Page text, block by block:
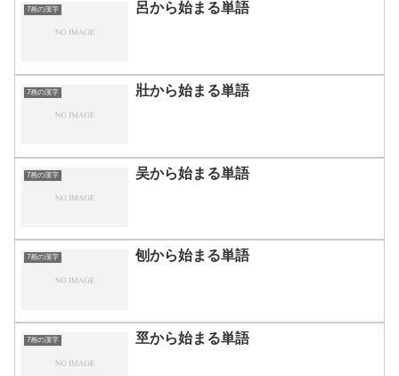
7画の漢字 呂から始まる単語
7画の漢字 壯から始まる単語
7画の漢字 吴から始まる単語
7画の漢字 刨から始まる単語
7画の漢字 巠から始まる単語